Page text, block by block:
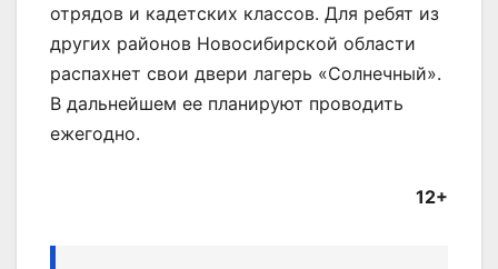
отрядов и кадетских классов. Для ребят из
других районов Новосибирской области
распахнет свои двери лагерь «Солнечный».
В дальнейшем ее планируют проводить
ежегодно.
12+